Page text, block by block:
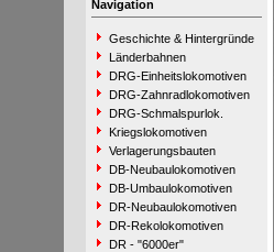
Navigation
Geschichte & Hintergründe
Länderbahnen
DRG-Einheitslokomotiven
DRG-Zahnradlokomotiven
DRG-Schmalspurlok.
Kriegslokomotiven
Verlagerungsbauten
DB-Neubaulokomotiven
DB-Umbaulokomotiven
DR-Neubaulokomotiven
DR-Rekolokomotiven
DR - "6000er"